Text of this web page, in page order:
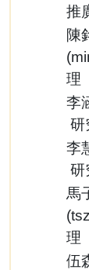
推
陳
(
理
李
研
李
研
馬
(
理
伍